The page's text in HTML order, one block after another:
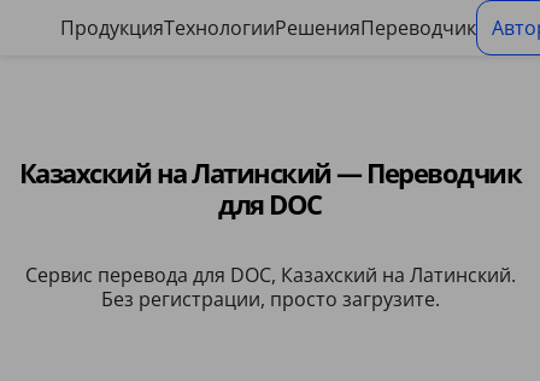
ПродукцияТехнологииРешенияПереводчик
Казахский на Латинский — Переводчик
для DOC
Сервис перевода для DOC, Казахский на Латинский.
Без регистрации, просто загрузите.